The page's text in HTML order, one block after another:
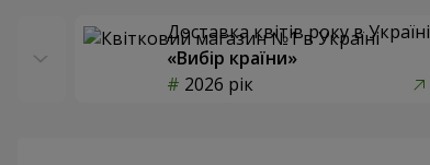
Доставка квітів року в Україні
«Вибір країни»
2026 рік